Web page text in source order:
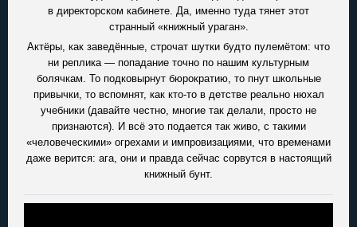
в директорском кабинете. Да, именно туда тянет этот
странный «книжный ураган».
Актёры, как заведённые, строчат шутки будто пулемётом: что
ни реплика — попадание точно по нашим культурным
болячкам. То подковырнут бюрократию, то пнут школьные
привычки, то вспомнят, как кто-то в детстве реально нюхал
учебники (давайте честно, многие так делали, просто не
признаются). И всё это подается так живо, с такими
«человеческими» огрехами и импровизациями, что временами
даже верится: ага, они и правда сейчас сорвутся в настоящий
книжный бунт.